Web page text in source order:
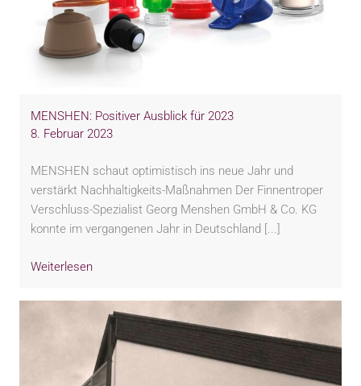
MENSHEN: Positiver Ausblick für 2023
8. Februar 2023
MENSHEN schaut optimistisch ins neue Jahr und
verstärkt Nachhaltigkeits-Maßnahmen Der Finnentroper
Verschluss-Spezialist Georg Menshen GmbH & Co. KG
konnte im vergangenen Jahr in Deutschland [...]
Weiterlesen